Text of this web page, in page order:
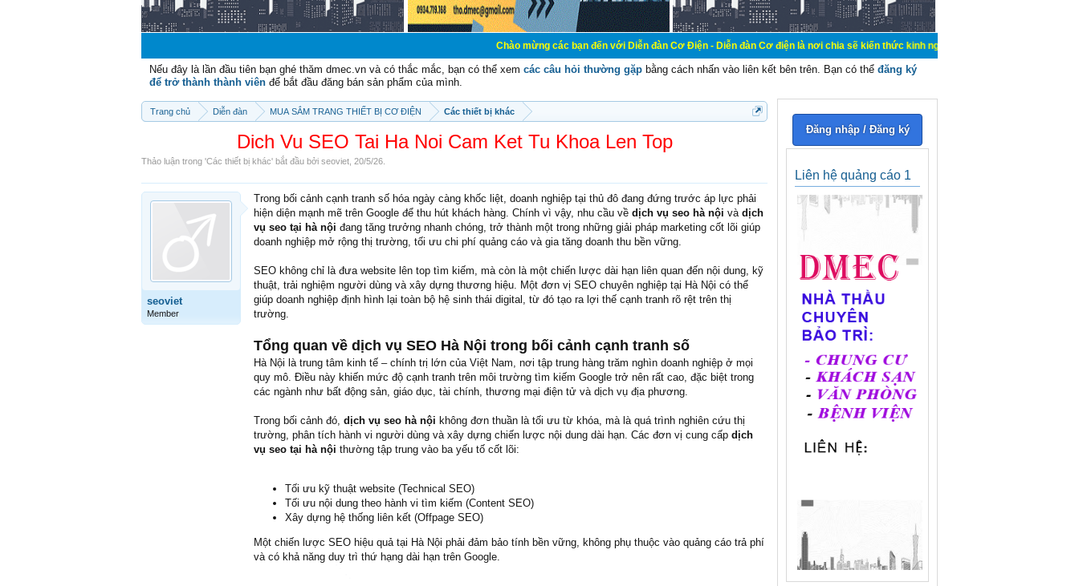
Chào mừng các bạn đến với Diễn đàn Cơ Điện - Diễn đàn Cơ điện là nơi chia sẽ kiến thức kinh nghiệm trong lãnh vực cơ điện, mua bán,
Nếu đây là lần đầu tiên bạn ghé thăm dmec.vn và có thắc mắc, bạn có thể xem các câu hỏi thường gặp bằng cách nhấn vào liên kết bên trên. Bạn có thể đăng ký
để trở thành thành viên để bắt đầu đăng bán sản phẩm của mình.
Trang chủ Diễn đàn MUA SẮM TRANG THIẾT BỊ CƠ ĐIỆN Các thiết bị khác
Dich Vu SEO Tai Ha Noi Cam Ket Tu Khoa Len Top
Thảo luận trong 'Các thiết bị khác' bắt đầu bởi seoviet 20/5/26
seoviet
Member
Trong bối cảnh cạnh tranh số hóa ngày càng khốc liệt, doanh nghiệp tại thủ đô đang đứng trước áp lực phải
hiện diện mạnh mẽ trên Google để thu hút khách hàng. Chính vì vậy, nhu cầu về dịch vụ seo hà nội và dịch
vụ seo tại hà nội đang tăng trưởng nhanh chóng, trở thành một trong những giải pháp marketing cốt lõi giúp
doanh nghiệp mở rộng thị trường, tối ưu chi phí quảng cáo và gia tăng doanh thu bền vững.
SEO không chỉ là đưa website lên top tìm kiếm, mà còn là một chiến lược dài hạn liên quan đến nội dung, kỹ
thuật, trải nghiệm người dùng và xây dựng thương hiệu. Một đơn vị SEO chuyên nghiệp tại Hà Nội có thể
giúp doanh nghiệp định hình lại toàn bộ hệ sinh thái digital, từ đó tạo ra lợi thế cạnh tranh rõ rệt trên thị
trường.
Tổng quan về dịch vụ SEO Hà Nội trong bối cảnh cạnh tranh số
Hà Nội là trung tâm kinh tế – chính trị lớn của Việt Nam, nơi tập trung hàng trăm nghìn doanh nghiệp ở mọi
quy mô. Điều này khiến mức độ cạnh tranh trên môi trường tìm kiếm Google trở nên rất cao, đặc biệt trong
các ngành như bất động sản, giáo dục, tài chính, thương mại điện tử và dịch vụ địa phương.
Trong bối cảnh đó, dịch vụ seo hà nội không đơn thuần là tối ưu từ khóa, mà là quá trình nghiên cứu thị
trường, phân tích hành vi người dùng và xây dựng chiến lược nội dung dài hạn. Các đơn vị cung cấp dịch
vụ seo tại hà nội thường tập trung vào ba yếu tố cốt lõi:
Tối ưu kỹ thuật website (Technical SEO)
Tối ưu nội dung theo hành vi tìm kiếm (Content SEO)
Xây dựng hệ thống liên kết (Offpage SEO)
Một chiến lược SEO hiệu quả tại Hà Nội phải đảm bảo tính bền vững, không phụ thuộc vào quảng cáo trả phí
và có khả năng duy trì thứ hạng dài hạn trên Google.
Đăng nhập / Đăng ký
Liên hệ quảng cáo 1